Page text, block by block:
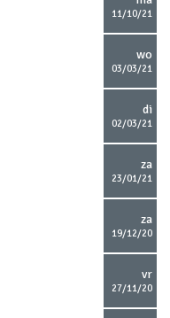
11/10/21
wo
03/03/21
di
02/03/21
za
23/01/21
za
19/12/20
vr
27/11/20